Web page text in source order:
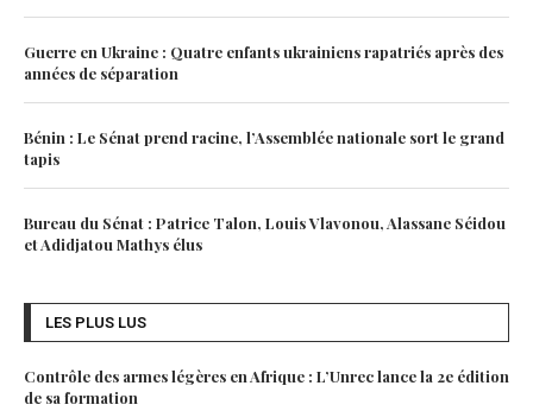
Guerre en Ukraine : Quatre enfants ukrainiens rapatriés après des
années de séparation
Bénin : Le Sénat prend racine, l’Assemblée nationale sort le grand
tapis
Bureau du Sénat : Patrice Talon, Louis Vlavonou, Alassane Séidou
et Adidjatou Mathys élus
LES PLUS LUS
Contrôle des armes légères en Afrique : L’Unrec lance la 2e édition
de sa formation